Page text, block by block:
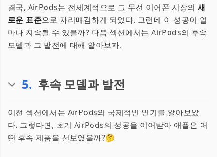
결국, AirPods는 전세계적으로 그 무선 이어폰 시장의새
로운 표준으로 자리매김하게 되었다. 그런데 이 성공이 얼
마나 지속될 수 있을까? 다음 섹션에서는 AirPods의 후속
모델과 그 발전에 대해 알아보자.
5. 후속 모델과 발전
이전 섹션에서는 AirPods의 국제적인 인기를 알아보았
다. 그렇다면, 초기 AirPods의 성공을 이어받아 애플은 어
떤 후속 제품을 선보였을까?🤔